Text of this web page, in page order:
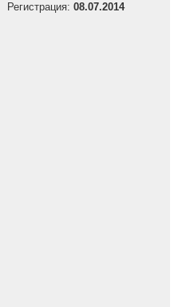
Регистрация: 08.07.2014